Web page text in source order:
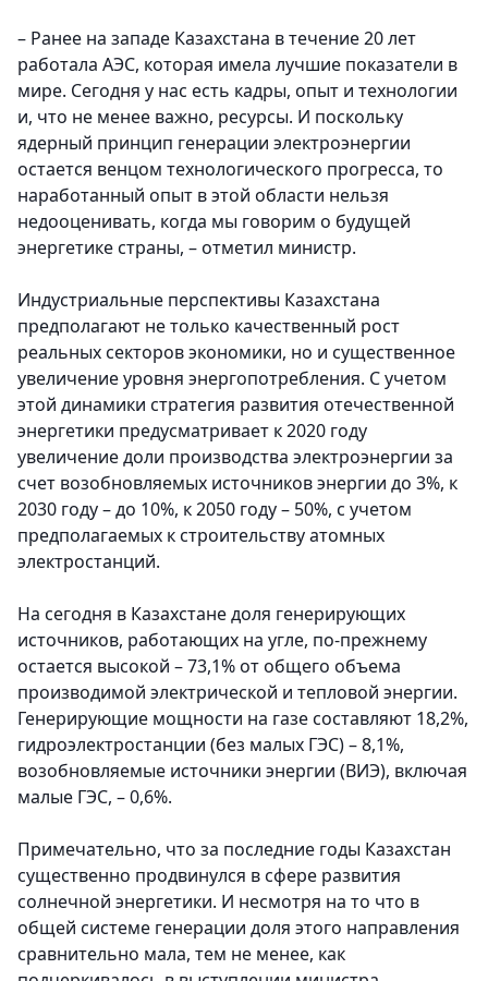
– Ранее на западе Казахстана в течение 20 лет
работала АЭС, которая имела лучшие показатели в
мире. Сегодня у нас есть кадры, опыт и технологии
и, что не менее важно, ресурсы. И поскольку
ядерный принцип генерации электроэнергии
остается венцом технологического прогресса, то
наработанный опыт в этой области нельзя
недооценивать, когда мы говорим о будущей
энергетике страны, – отметил министр.
Индустриальные перспективы Казахстана
предполагают не только качественный рост
реальных секторов экономики, но и существенное
увеличение уровня энергопотребления. С учетом
этой динамики стратегия развития отечественной
энергетики предусматривает к 2020 году
увеличение доли производства электро­энергии за
счет возобновляемых источников энергии до 3%, к
2030 году – до 10%, к 2050 году – 50%, с учетом
предполагаемых к строительству атомных
электростанций.
На сегодня в Казахстане доля генерирующих
источников, работающих на угле, по-прежнему
остается высокой – 73,1% от общего объема
производимой электрической и тепловой энергии.
Генерирующие мощности на газе составляют 18,2%,
гидроэлект­ростанции (без малых ГЭС) – 8,1%,
возобновляемые источники энергии (ВИЭ), включая
малые ГЭС, – 0,6%.
Примечательно, что за последние годы Казахстан
существенно продвинулся в сфере развития
солнечной энергетики. И несмотря на то что в
общей системе генерации доля этого направления
сравнительно мала, тем не менее, как